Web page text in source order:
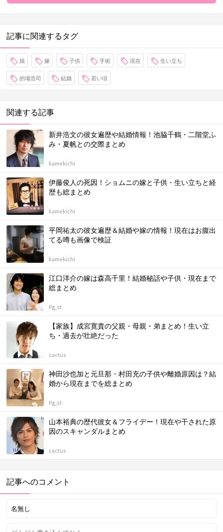
記事に関連するタグ
娘 嫁 子供 手術 現在 生い立ち
的場浩司 結婚 若い頃
関連する記事
新井浩文の彼女遍歴や結婚情報！池脇千鶴・二階堂ふ
み・夏帆との交際まとめ
kamekichi
伊藤俊人の死因！ショムニの嫁と子供・生い立ちと経
歴も総まとめ
kamekichi
平岡祐太の彼女遍歴＆結婚や嫁の情報！現在はお腹出
てる噂も画像で検証
kamekichi
江口洋介の嫁は森高千里！結婚秘話や子供・現在まで
総まとめ
Pg_st
【家族】成宮寛貴の父親・母親・弟まとめ！生い立
ち・過去が壮絶だった
cactus
神田沙也加と元旦那・村田充の子供や離婚原因は？結
婚から現在までを総まとめ
Pg_st
山本裕典の歴代彼女＆フライデー！現在や干された原
因のスキャンダルまとめ
cactus
記事へのコメント